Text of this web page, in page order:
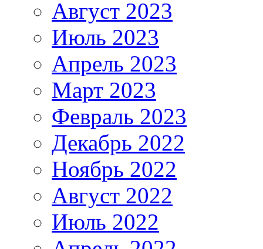
Август 2023
Июль 2023
Апрель 2023
Март 2023
Февраль 2023
Декабрь 2022
Ноябрь 2022
Август 2022
Июль 2022